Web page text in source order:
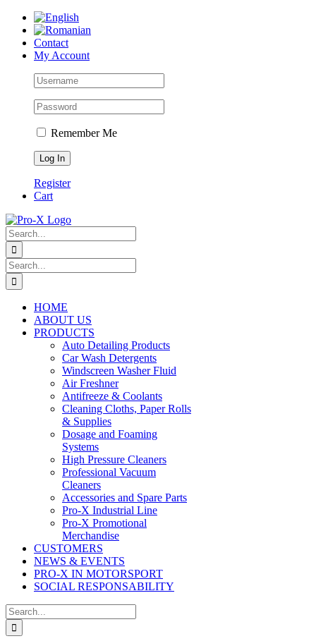
Skip
contentContact
My Account
Remember Me
Register
Cart
Search
for:
Search
for:
HOME
ABOUT US
PRODUCTS
Auto Detailing Products
Car Wash Detergents
Windscreen Washer Fluid
Air Freshner
Antifreeze & Coolants
Cleaning Cloths, Paper Rolls
& Supplies
Dosage and Foaming
Systems
High Pressure Cleaners
Professional Vacuum
Cleaners
Accessories and Spare Parts
Pro-X Industrial Line
Pro-X Promotional
Merchandise
CUSTOMERS
NEWS & EVENTS
PRO-X IN MOTORSPORT
SOCIAL RESPONSABILITY
Search
for: